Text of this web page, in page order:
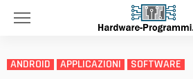
ANDROID APPLICAZIONI SOFTWARE